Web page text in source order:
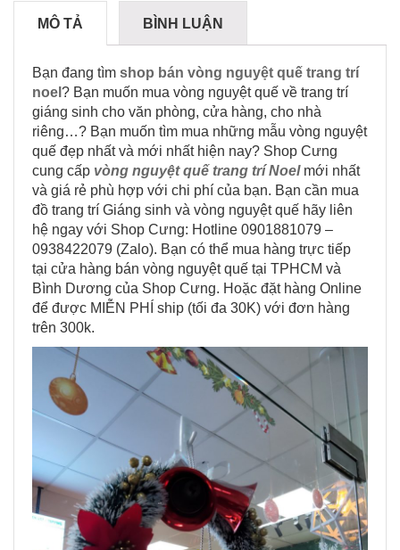
MÔ TẢ BÌNH LUẬN
Bạn đang tìm shop bán vòng nguyệt quế trang trí
noel ? Bạn muốn mua vòng nguyệt quế về trang trí
giáng sinh cho văn phòng, cửa hàng, cho nhà
riêng…? Bạn muốn tìm mua những mẫu vòng nguyệt
quế đẹp nhất và mới nhất hiện nay? Shop Cưng
cung cấp vòng nguyệt quế trang trí Noelmới nhất
và giá rẻ phù hợp với chi phí của bạn. Bạn cần mua
đồ trang trí Giáng sinh và vòng nguyệt quế hãy liên
hệ ngay với Shop Cưng: Hotline 0901881079 –
0938422079 (Zalo). Bạn có thể mua hàng trực tiếp
tại cửa hàng bán vòng nguyệt quế tại TPHCM và
Bình Dương của Shop Cưng. Hoặc đặt hàng Online
để được MIỄN PHÍ ship (tối đa 30K) với đơn hàng
trên 300k.